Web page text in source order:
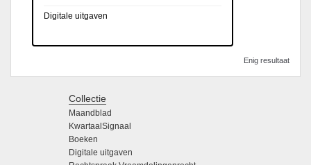
Digitale uitgaven
Enig resultaat
Collectie
Maandblad
KwartaalSignaal
Boeken
Digitale uitgaven